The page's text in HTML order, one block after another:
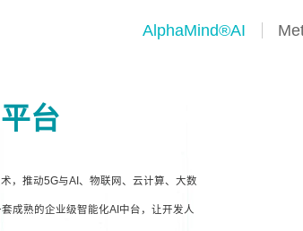
AlphaMind®AI
台
，推动5G与AI、物联网、云计算、大数
成熟的企业级智能化AI中台，让开发人